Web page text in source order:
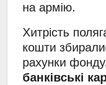
на армію.
Хитрість
кошти
рахунки
банківські